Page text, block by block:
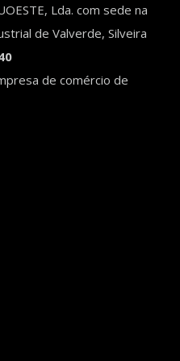
Lda. com sede na
de Valverde, Silveira
de comércio de